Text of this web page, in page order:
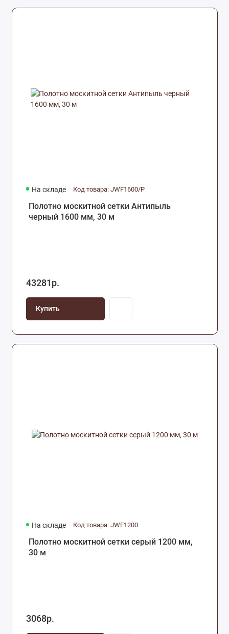
На складе Код товара: JWF1600/P
Полотно москитной сетки Антипыль
черный 1600 мм, 30 м
43281р.
Купить
На складе Код товара: JWF1200
Полотно москитной сетки серый 1200 мм,
30 м
3068р.